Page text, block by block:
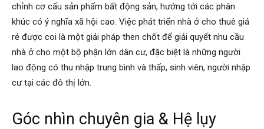
chỉnh cơ cấu sản phẩm bất động sản, hướng tới các phân
khúc có ý nghĩa xã hội cao. Việc phát triển nhà ở cho thuê giá
rẻ được coi là một giải pháp then chốt để giải quyết nhu cầu
nhà ở cho một bộ phận lớn dân cư, đặc biệt là những người
lao động có thu nhập trung bình và thấp, sinh viên, người nhập
cư tại các đô thị lớn.
Góc nhìn chuyên gia & Hệ lụy